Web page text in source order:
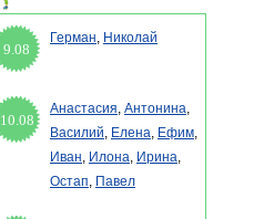
9.08
Герман, Николай
10.08
Анастасия, Антонина,
Василий, Елена, Ефим,
Иван, Илона, Ирина,
Остап, Павел